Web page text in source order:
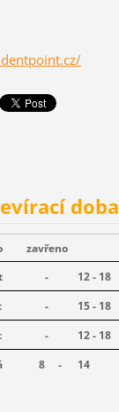
doba
zavřeno
-
12 - 18
-
15 - 18
-
12 - 18
8 - 14